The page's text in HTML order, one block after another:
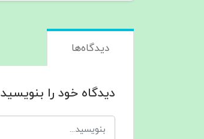
دیدگاه‌ها
دیدگاه خود را بنویسید